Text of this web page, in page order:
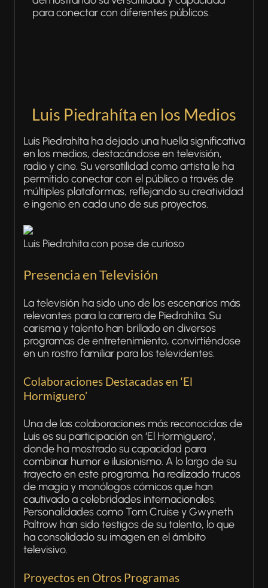
para conectar con diferentes públicos.
Luis Piedrahíta en los Medios
Luis Piedrahíta ha dejado una huella significativa
en los medios, destacándose en televisión,
radio y cine. Su versatilidad como artista le ha
permitido conectar con el público a través de
múltiples plataformas, reflejando su creatividad
e ingenio en cada uno de sus proyectos.
Luis Piedrahita con pose de curioso
Presencia en Televisión
La televisión ha sido uno de los escenarios más
relevantes para la carrera de Piedrahíta. Su
carisma y talento han brillado en diversos
programas de entretenimiento, convirtiéndose
en un rostro familiar para los televidentes.
Colaboraciones Destacadas en ‘El
Hormiguero’
Una de las colaboraciones más reconocidas de
Luis es su participación en ‘El Hormiguero’,
donde ha mostrado su capacidad para
combinar humor e ilusionismo. A lo largo de su
trayecto en este programa, ha realizado trucos
de magia y monólogos cómicos que han
cautivado a celebridades internacionales.
Personalidades como Tom Cruise y Gwyneth
Paltrow han sido testigos de su talento, lo que
ha consolidado su imagen en el ámbito
televisivo.
Proyectos en Otros Programas